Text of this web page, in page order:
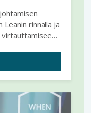
rinnalla ja
virtauttamiseen.